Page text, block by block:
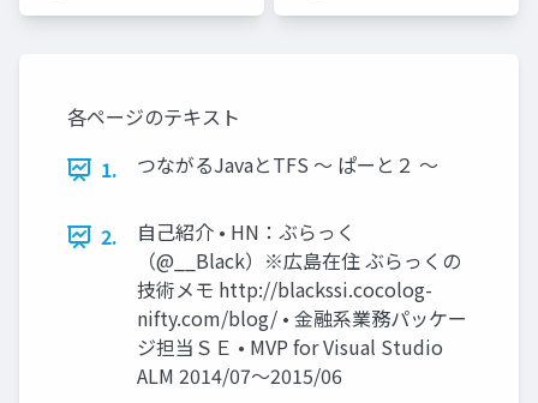
各ページのテキスト
1.
つながるJavaとTFS ～ ぱーと２ ～
2.
自己紹介 • HN：ぶらっく
（@__Black）※広島在住 ぶらっくの
技術メモ http://blackssi.cocolog-
nifty.com/blog/ • 金融系業務パッケー
ジ担当ＳＥ • MVP for Visual Studio
ALM 2014/07～2015/06